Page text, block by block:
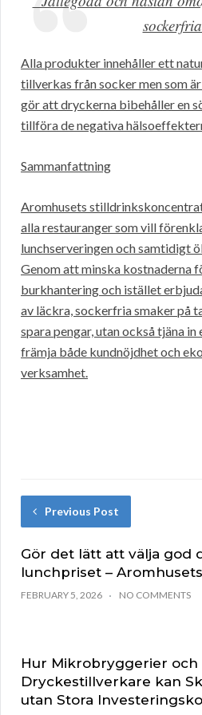
Alla produkter innehåller ett
tillverkas från socker men som
gör att dryckerna bibehåller en
tillföra de negativa
Sammanfattning
Aromhusets
alla restauranger som vill
lunchserveringen och samtidigt
Genom att minska kostnaderna
burkhantering och istället
av läckra, sockerfria smaker på
spara pengar, utan också tjäna
främja både kundnöjdhet och
verksamhet.
Previous Post
Gör det lätt att välja god
lunchpriset –
FEBRUARY 5, 2026 NO COMMENTS
Hur Mikrobryggerier och
Dryckestillverkare kan
utan Stora